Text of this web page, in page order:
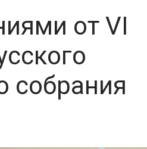
от VI
собрания